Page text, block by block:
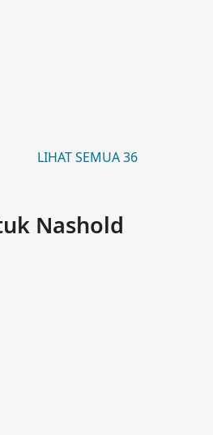
LIHAT SEMUA 36
Nashold